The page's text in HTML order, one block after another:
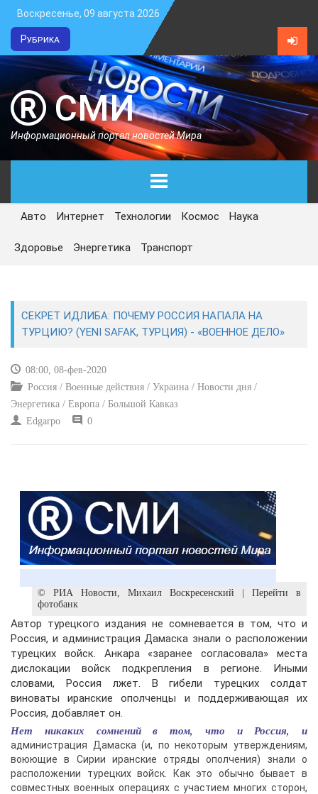
Воскресенье, 09 августа 2026
Рубрика
СМИ
Информационный портал новостей Мира
ГЛАВНАЯ
СЕГОДНЯ
ЭКОНОМИКА
Авто Интернет Технологии Космос Наука
Здоровье Энергетика Транспорт
СЕКРЕТ ИДЛИБА: ПОЧЕМУ РОССИЯ НАПАЛА НА
ТУРЦИЮ? (YENI SAFAK, ТУРЦИЯ) - «ВОЕННОЕ ДЕЛО»
08:00, 08-фев-2020
Россия / Военные действия / Украина / Новости дня /
Энергетика / Европа / Большой Кавказ
Edgarpo
0
© РИА Новости, Михаил Воскресенский | Перейти в
фотобанк
Автор турецкого издания не сомневается в том, что и
Россия, и администрация Дамаска знали о расположении
турецких войск. Анкара «заранее согласовала» места
дислокации войск подкрепления в регионе. Иными
словами, Россия лжет. В гибели турецких солдат
виноваты иранские ополченцы и поддерживающая их
Россия, добавляет он.
Нет никаких сомнений в том, что и Россия, и
администрация Дамаска (и, по некоторым утверждениям,
воюющие в Сирии иранские отряды ополчения) знали о
расположении турецких войск. Как это обычно бывает в
совместных военных операциях с участием многих сторон,